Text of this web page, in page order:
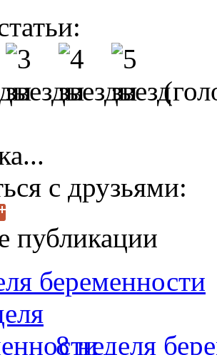
с друзьями:
публикации
беременности
8 неделя